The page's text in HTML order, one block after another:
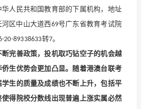
人民共和国教育部的下属机构，地址
区中山大道西69号广东省教育考试院
20-89338633转7。
完善政策，投机取巧钻空子的机会越
生优势会更加凸显。
随着港澳台联考
生的质量及成绩也不断上升，包括平
得院校分数线出现普遍上涨实属必然